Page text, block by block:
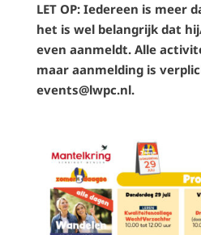
LET OP: Iedereen is meer
het is wel belangrijk dat
even aanmeldt. Alle
maar aanmelding is
events@lwpc.nl.